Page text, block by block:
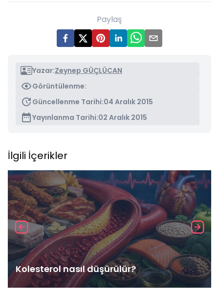
Paylaş
Yazar:Zeynep GÜÇLÜCAN
Görüntülenme:
Güncellenme Tarihi:04 Aralık 2015
Yayınlanma Tarihi:02 Aralık 2015
İlgili İçerikler
Kolesterol nasıl düşürülür?